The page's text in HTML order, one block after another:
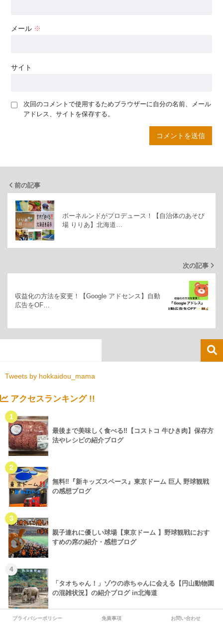
メール ※
サイト
次回のコメントで使用するためブラウザーに自分の名前、メール
アドレス、サイトを保存する。
前の記事
ボーネルンドがプロデュース！【自治体のあそび
場 りりあ】北海道…
次の記事
収益化の方法を変更！【Google アドセンス】自動
広告をOF…
Tweets by hokkaidou_mama
アクセスランキング !!
1
最後まで美味しく食べる‼【コストコ 牛ひき肉】保存方
法やレシピの紹介ブログ
2
無料‼『新キッズスペース』東京ドーム 巨人 野球観戦
の感想ブログ
3
親子連れに優しい球場【東京ドーム 】野球観戦におす
すめの席の紹介・感想ブログ
4
「タオちゃん！」ゾウの赤ちゃんに会える【円山動物園
の混雑状況】の紹介ブログ in北海道
5プライバシーポリシー 免責事項 お問い合わせ